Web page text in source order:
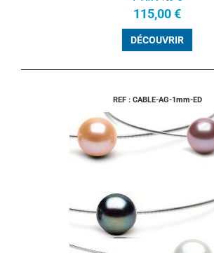
115,00 €
DÉCOUVRIR
REF : CABLE-AG-1mm-ED